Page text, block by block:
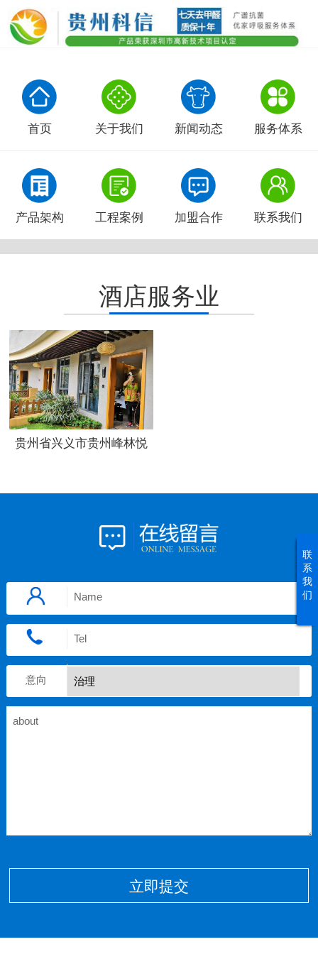
首页 关于我们 新闻动态 服务体系
产品架构 工程案例 加盟合作 联系我们
酒店服务业
贵州省兴义市贵州峰林悦
意向
立即提交
联
系
我
们